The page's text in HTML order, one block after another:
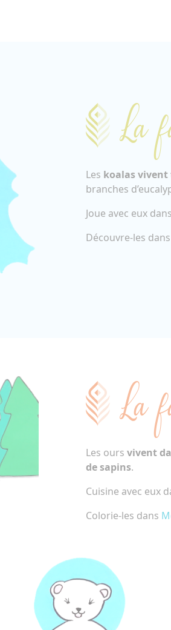
La
Les koalasvivent
branches
Joue avec eux dans
Découvre-les
La
Les ours vivent
de sapins.
Cuisine avec eux
Colorie-les dans